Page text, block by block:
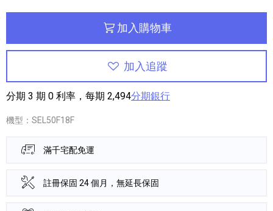
加入購物車
加入追蹤
分期 3 期 0 利率，每期 2,494分期銀行
機型：SEL50F18F
滿千宅配免運
註冊保固 24 個月，無延長保固